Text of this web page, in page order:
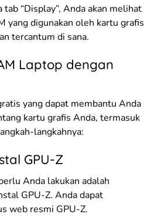
“Display”, Anda akan melihat
yang digunakan oleh kartu grafis
tercantum di sana.
Laptop dengan
yang dapat membantu Anda
kartu grafis Anda, termasuk
langkahnya:
GPU-Z
Anda lakukan adalah
GPU-Z. Anda dapat
web resmi GPU-Z.